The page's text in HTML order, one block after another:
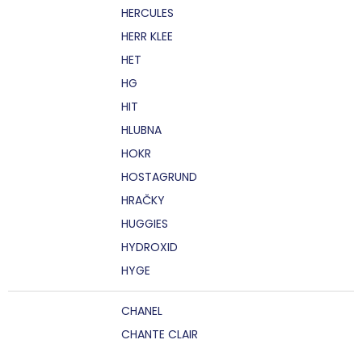
HERCULES
HERR KLEE
HET
HG
HIT
HLUBNA
HOKR
HOSTAGRUND
HRAČKY
HUGGIES
HYDROXID
HYGE
CHANEL
CHANTE CLAIR